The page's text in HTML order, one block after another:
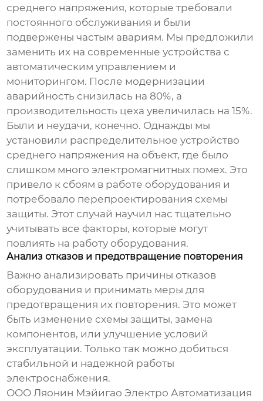
среднего напряжения, которые требовали
постоянного обслуживания и были
подвержены частым авариям. Мы предложили
заменить их на современные устройства с
автоматическим управлением и
мониторингом. После модернизации
аварийность снизилась на 80%, а
производительность цеха увеличилась на 15%.
Были и неудачи, конечно. Однажды мы
установили распределительное устройство
среднего напряжения на объект, где было
слишком много электромагнитных помех. Это
привело к сбоям в работе оборудования и
потребовало перепроектирования схемы
защиты. Этот случай научил нас тщательно
учитывать все факторы, которые могут
повлиять на работу оборудования.
Анализ отказов и предотвращение повторения
Важно анализировать причины отказов
оборудования и принимать меры для
предотвращения их повторения. Это может
быть изменение схемы защиты, замена
компонентов, или улучшение условий
эксплуатации. Только так можно добиться
стабильной и надежной работы
электроснабжения.
ООО Ляонин Мэйигао Электро Автоматизация